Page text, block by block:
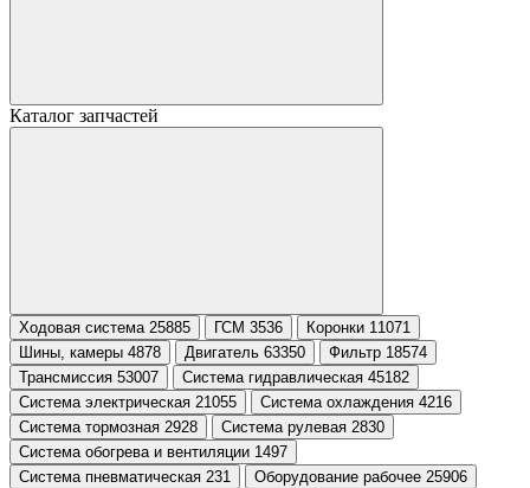
Каталог запчастей
Ходовая система 25885 ГСМ 3536
Коронки 11071
Шины, камеры 4878
Двигатель 63350
Фильтр 18574
Трансмиссия 53007
Система гидравлическая 45182
Система электрическая 21055
Система охлаждения 4216
Система тормозная 2928
Система рулевая 2830
Система обогрева и вентиляции 1497
Система пневматическая 231
Оборудование рабочее 25906